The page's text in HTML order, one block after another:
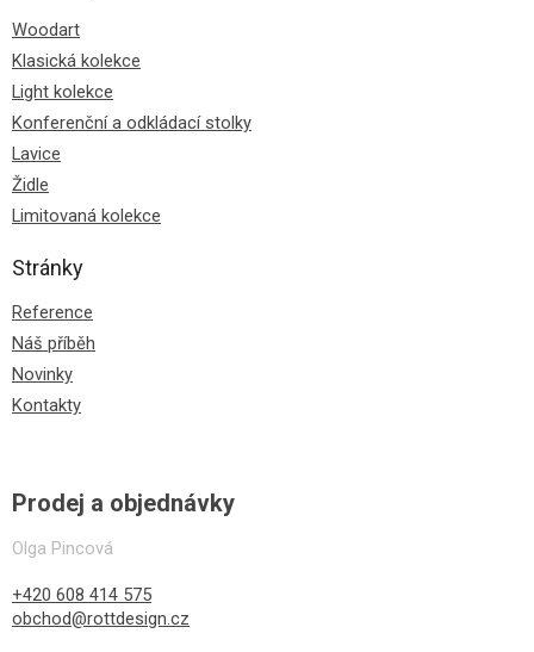
Woodart
Klasická kolekce
Light kolekce
Konferenční a odkládací stolky
Lavice
Židle
Limitovaná kolekce
Stránky
Reference
Náš příběh
Novinky
Kontakty
Prodej a objednávky
Olga Pincová
+420 608 414 575
obchod@rottdesign.cz